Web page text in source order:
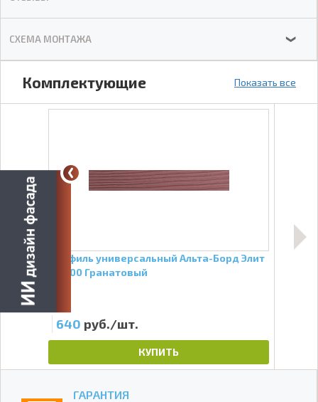
СХЕМА МОНТАЖА ❯
Комплектующие Показать все
Профиль универсальный Альта-Борд Элит
ВС-100 Гранатовый
640 руб./шт.
КУПИТЬ
ГАРАНТИЯ